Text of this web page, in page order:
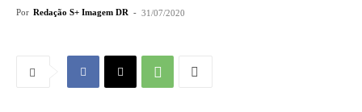
Por Redação S+ Imagem DR - 31/07/2020